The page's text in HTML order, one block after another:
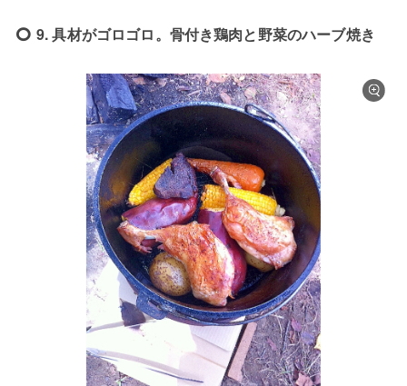
9. 具材がゴロゴロ。骨付き鶏肉と野菜のハーブ焼き